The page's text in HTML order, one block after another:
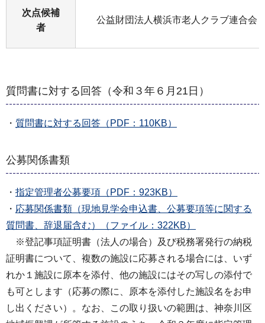
次点候補
者
公益財団法人横浜市老人クラブ連合会
質問書に対する回答（令和３年６月21日）
・ 質問書に対する回答（PDF：110KB）
公募関係書類
・ 指定管理者公募要項（PDF：923KB）
・ 応募関係書類（現地見学会申込書、公募要項等に関する
質問書、辞退届含む）（ファイル：322KB）
※登記事項証明書（法人の場合）及び税務署発行の納税
証明書について、複数の施設に応募される場合には、いず
れか１施設に原本を添付、他の施設にはその写しの添付で
も可とします（応募の際に、原本を添付した施設名をお申
し出ください）。なお、この取り扱いの範囲は、神奈川区